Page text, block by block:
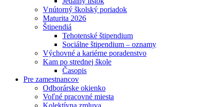
Vnútorný školský poriadok
Maturita 2026
Štipendiá
Tehotenské štipendium
Sociálne štipendium – oznamy
Výchovné a kariérne poradenstvo
Kam po strednej škole
Časopis
Pre zamestnancov
Odborárske okienko
Voľné pracovné miesta
Kolektívna zmluva